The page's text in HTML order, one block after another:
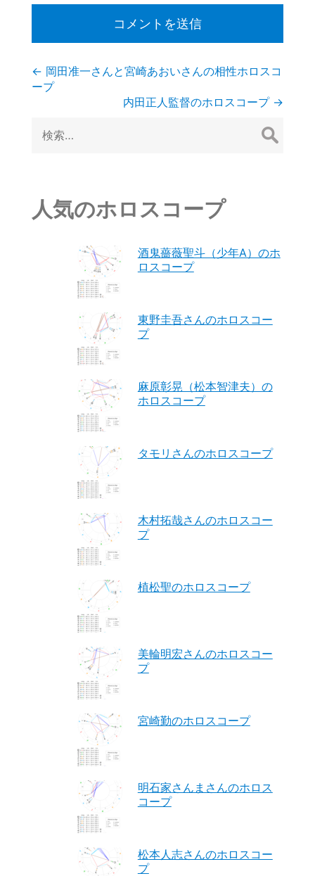
投
ナ
ー
← 岡田准一さんと宮崎あおいさんの相性ホロスコ
ープ
内田正人監督のホロスコープ →
索:
人気のホロスコープ
酒鬼薔薇聖斗（少年A）のホ
ロスコープ
東野圭吾さんのホロスコー
プ
麻原彰晃（松本智津夫）の
ホロスコープ
タモリさんのホロスコープ
木村拓哉さんのホロスコー
プ
植松聖のホロスコープ
美輪明宏さんのホロスコー
プ
宮崎勤のホロスコープ
明石家さんまさんのホロス
コープ
松本人志さんのホロスコー
プ